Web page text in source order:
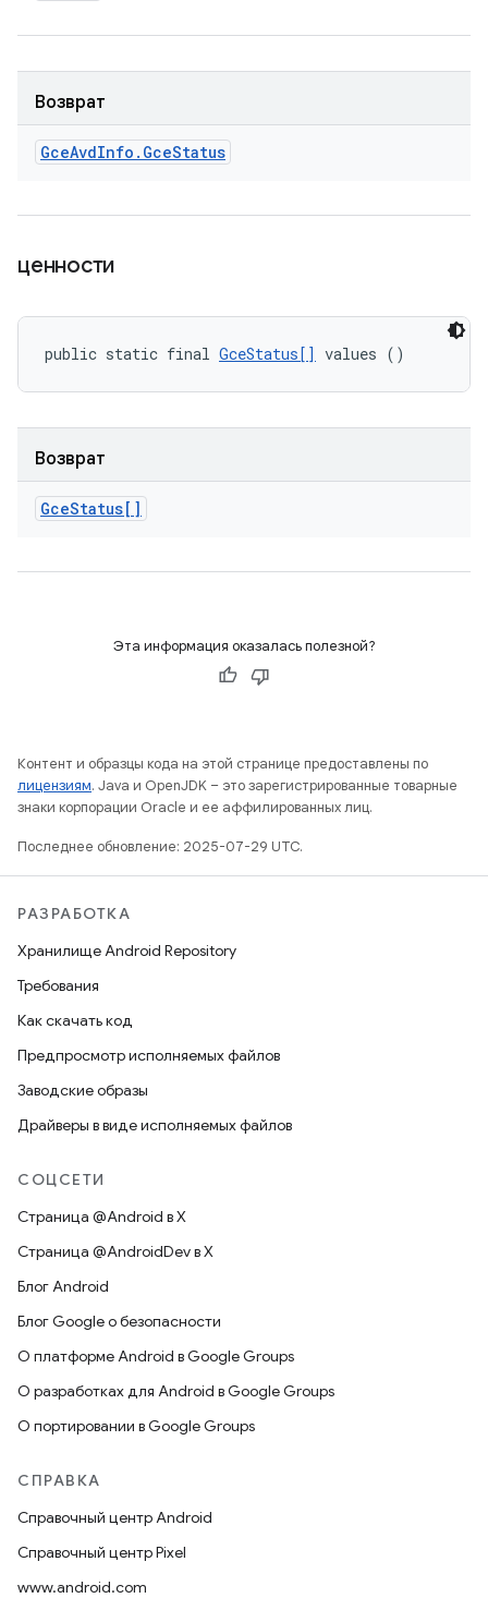
Возврат
GceAvdInfo . GceStatus
ценности
public static final GceStatus[] values ()
Возврат
GceStatus[]
Эта информация оказалась полезной?
Контент и образцы кода на этой странице предоставлены по
лицензиям. Java и OpenJDK – это зарегистрированные товарные
знаки корпорации Oracle и ее аффилированных лиц.
Последнее обновление: 2025-07-29 UTC.
РАЗРАБОТКА
Хранилище Android Repository
Требования
Как скачать код
Предпросмотр исполняемых файлов
Заводские образы
Драйверы в виде исполняемых файлов
СОЦСЕТИ
Страница @Android в X
Страница @AndroidDev в X
Блог Android
Блог Google о безопасности
О платформе Android в Google Groups
О разработках для Android в Google Groups
О портировании в Google Groups
СПРАВКА
Справочный центр Android
Справочный центр Pixel
www.android.com